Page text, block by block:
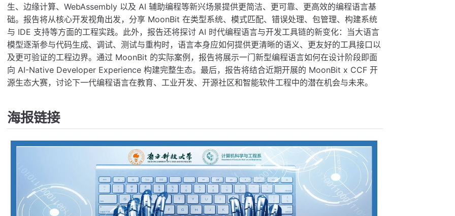
生、边缘计算、WebAssembly 以及 AI 辅助编程等新兴场景提供更简洁、更可靠、更高效的编程语言基
础。报告将从核心开发视角出发，分享 MoonBit 在类型系统、模式匹配、错误处理、包管理、构建系统
与 IDE 支持等方面的工程实践。此外，报告还将探讨 AI 时代编程语言与开发工具链的新变化：当大语言
模型逐渐参与代码生成、调试、测试与重构时，语言本身应如何提供更清晰的语义、更友好的工具接口以
及更可验证的工程边界。通过 MoonBit 的实际案例，报告将展示一门新型编程语言如何在设计阶段即面
向 AI-Native Developer Experience 构建完整生态。最后，报告将结合近期开展的 MoonBit x CCF 开
源生态大赛，讨论下一代编程语言在教育、工业开发、开源社区和智能软件工程中的潜在机会与未来。
海报链接